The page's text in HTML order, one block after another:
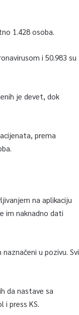
1.428 osoba.
i 50.983 su
je devet, dok
prema
na aplikaciju
im naknadno dati
u pozivu. Svi
da nastave sa
i press KS.